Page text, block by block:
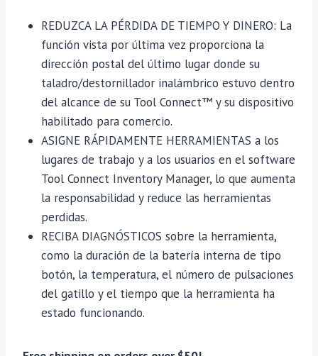
REDUZCA LA PÉRDIDA DE TIEMPO Y DINERO: La
función vista por última vez proporciona la
dirección postal del último lugar donde su
taladro/destornillador inalámbrico estuvo dentro
del alcance de su Tool Connect™ y su dispositivo
habilitado para comercio.
ASIGNE RÁPIDAMENTE HERRAMIENTAS a los
lugares de trabajo y a los usuarios en el software
Tool Connect Inventory Manager, lo que aumenta
la responsabilidad y reduce las herramientas
perdidas.
RECIBA DIAGNÓSTICOS sobre la herramienta,
como la duración de la batería interna de tipo
botón, la temperatura, el número de pulsaciones
del gatillo y el tiempo que la herramienta ha
estado funcionando.